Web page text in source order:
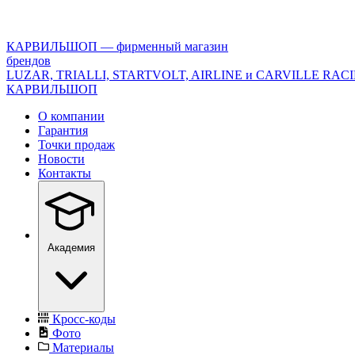
version="1.0"
encoding="utf-
8"?
>
КАРВИЛЬШОП — фирменный магазин
брендов
LUZAR, TRIALLI, STARTVOLT, AIRLINE и CARVILLE
КАРВИЛЬШОП
О компании
Гарантия
Точки продаж
Новости
Контакты
Академия
Кросс-коды
Фото
Материалы